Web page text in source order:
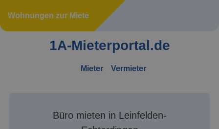
Wohnungen zur Miete
1A-Mieterportal.de
Mieter Vermieter
Büro mieten in Leinfelden-